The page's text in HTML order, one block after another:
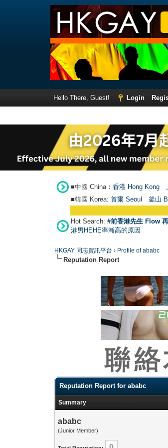
Hello There, Guest! Login
■中國 China： 香港 Hong Kong
■韓國 Korea: 首爾 Seou 釜山
Hot Search: #前香港先生 Flow
港男HEHE率漸高的原因
HKGAY 同志資訊平台 › Profile of ababc
Reputation Report
Reputation Report for ababc
Summary
ababc
(Junior Member)